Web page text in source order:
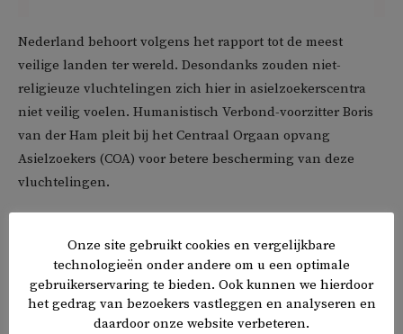
Nederland behoort volgens het rapport tot de meest
veilige landen ter wereld. Desondanks zouden niet-
religieuze vluchtelingen zich hier in asielzoekerscentra
niet veilig voelen. Humanistisch Verbond-voorzitter Boris
van der Ham pleit bij het Centraal Orgaan opvang
Asielzoekers (COA) voor betere bescherming van deze
vluchtelingen.
Jehova’s getuigen en de islam zich vanuit sociaal opzicht
bezwaard de groep te verlaten, aldus van der Ham. ‘De
vrijheid om je eigen keuze te maken wat betreft
levensovertuiging is niet alleen belangrijk in wetgeving,
Onze site gebruikt cookies en vergelijkbare
technologieën onder andere om u een optimale
gebruikerservaring te bieden. Ook kunnen we hierdoor
het gedrag van bezoekers vastleggen en analyseren en
daardoor onze website verbeteren.